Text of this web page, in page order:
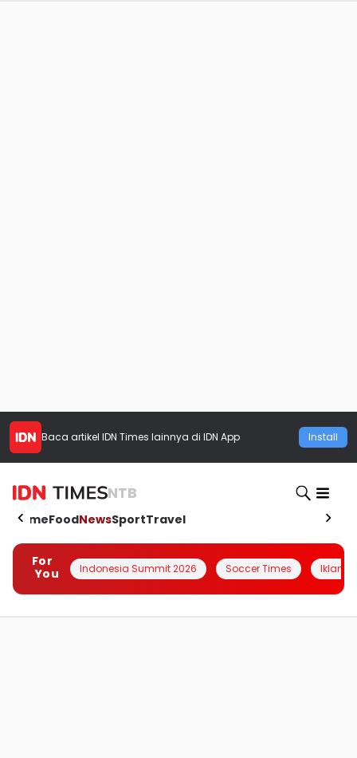
Baca artikel IDN Times lainnya di IDN App Install
NTB
HomeFoodNewsSportTravel
For
You
Indonesia Summit 2026 Soccer Times Iklanin